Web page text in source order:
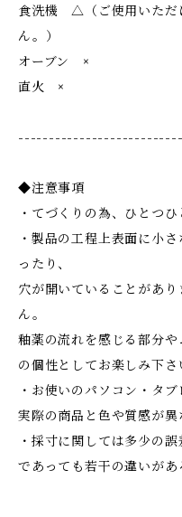
食洗機 △（ご使用いただ
ん。）
オーブン ×
直火 ×
◆注意事項
・てづくりの為、ひとつ
・製品の工程上表面に小
ったり、
穴が開いていることがあ
ん。
釉薬の流れを感じる部分
の個性としてお楽しみ下さ
・お使いのパソコン・タ
実際の商品と色や質感が異
・採寸に関しては多少の
であっても若干の違いがあ